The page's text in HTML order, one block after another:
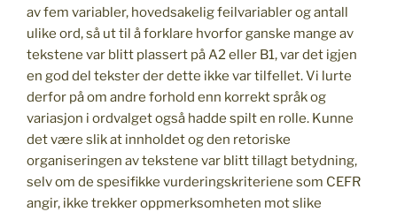
av fem variabler, hovedsakelig feilvariabler og antall
ulike ord, så ut til å forklare hvorfor ganske mange av
tekstene var blitt plassert på A2 eller B1, var det igjen
en god del tekster der dette ikke var tilfellet. Vi lurte
derfor på om andre forhold enn korrekt språk og
variasjon i ordvalget også hadde spilt en rolle. Kunne
det være slik at innholdet og den retoriske
organiseringen av tekstene var blitt tillagt betydning,
selv om de spesifikke vurderingskriteriene som CEFR
angir, ikke trekker oppmerksomheten mot slike